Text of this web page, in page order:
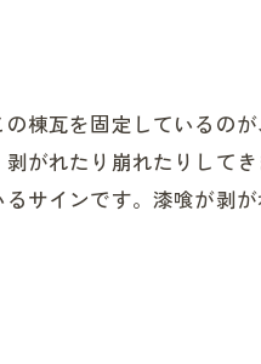
棟瓦を固定しているの
がれたり崩れたりして
サインです。漆喰が剥